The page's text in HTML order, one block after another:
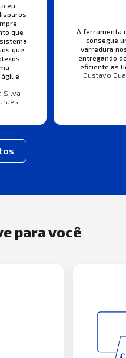
eu
que
que
e
Silva
A ferramenta
consegue
varredura
entregando
eficiente as
Gustavo
para você